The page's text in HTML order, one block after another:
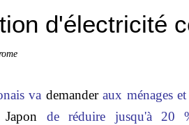
d'électricité
va demanderaux ménages
Japon de réduire jusqu'à 20